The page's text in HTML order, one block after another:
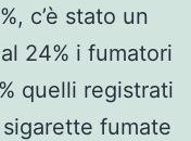
c’è stato un
24% i fumatori
quelli registrati
fumate